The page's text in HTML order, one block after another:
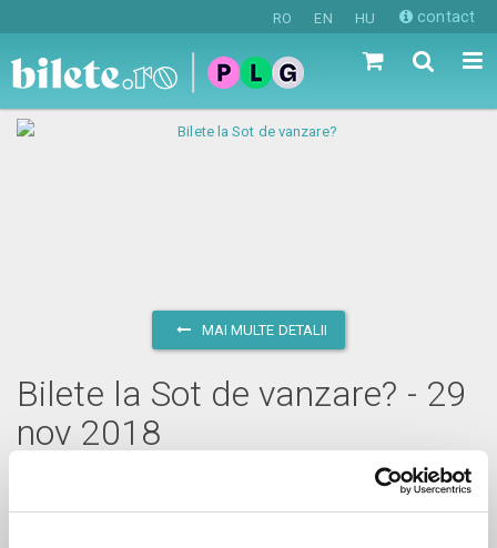
RO EN HU contact
MAI MULTE DETALII
Bilete la Sot de vanzare? - 29
nov 2018
Bucuresti, The Hubvezi pe harta